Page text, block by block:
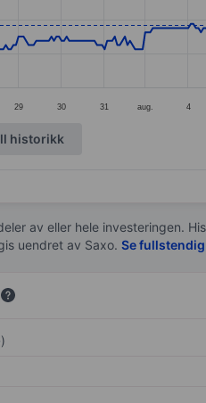
29 30 31 aug. 4
historikk
av eller hele investeringen.
uendret av Saxo. Se